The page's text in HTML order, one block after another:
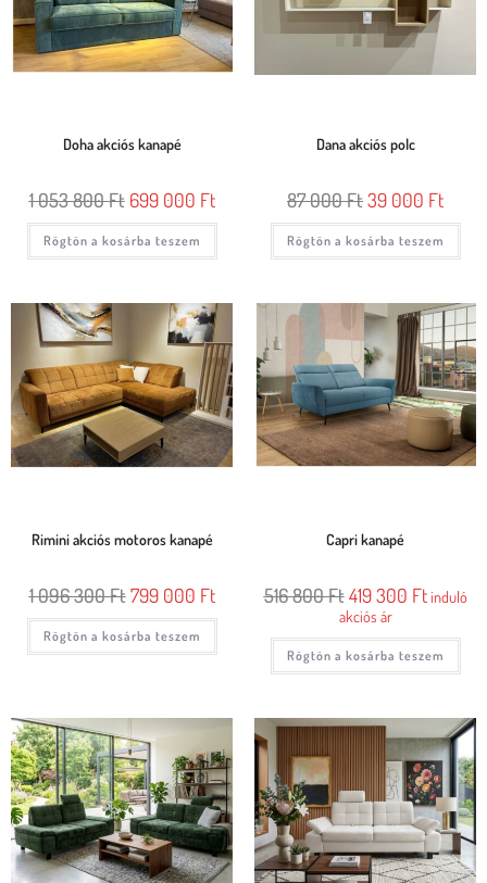
Doha akciós kanapé
1 053 800Ft 699 000 Ft
Rögtön a kosárba teszem
Dana akciós polc
87 000Ft39 000 Ft
Rögtön a kosárba teszem
Rimini akciós motoros kanapé
1 096 300Ft 799 000 Ft
Rögtön a kosárba teszem
Capri kanapé
516 800Ft 419 300 Ftinduló
akciós ár
Rögtön a kosárba teszem